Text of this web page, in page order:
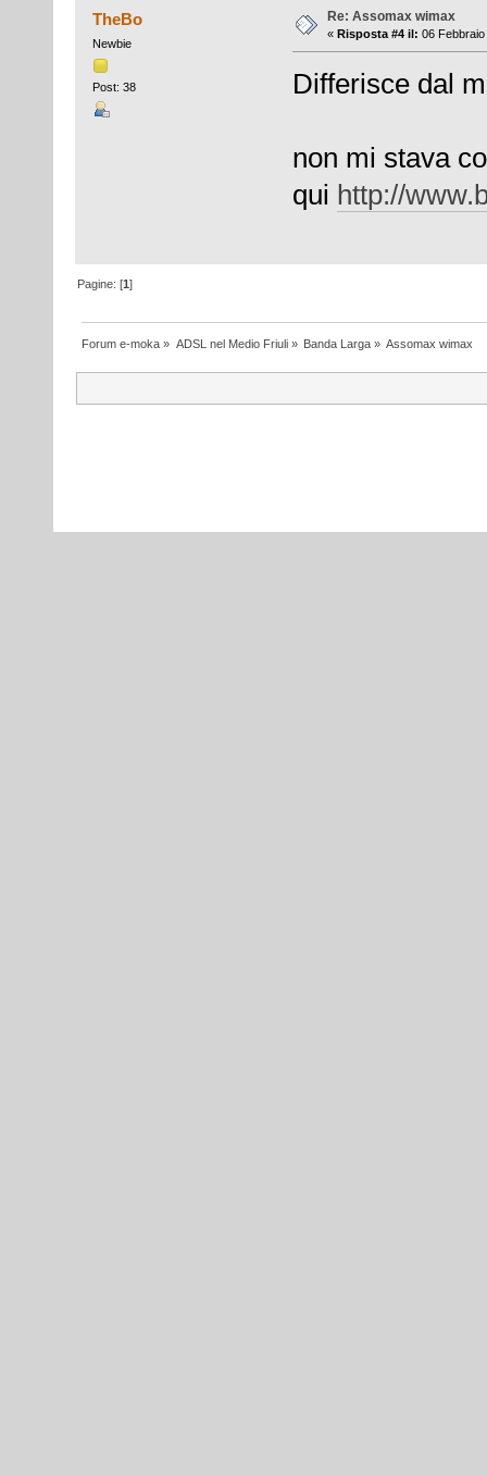
TheBo
Newbie
Post: 38
Re: Assomax wimax
« Risposta #4 il: 06
Differisce dal
non mi stava
qui http://
Pagine: [1]
Forum e-moka » ADSL nel Medio Friuli» Banda Larga» Assomax wimax